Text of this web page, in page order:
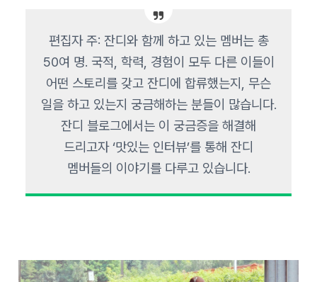
편집자 주: 잔디와 함께 하고 있는 멤버는 총
50여 명. 국적, 학력, 경험이 모두 다른 이들이
어떤 스토리를 갖고 잔디에 합류했는지, 무슨
일을 하고 있는지 궁금해하는 분들이 많습니다.
잔디 블로그에서는 이 궁금증을 해결해
드리고자 ‘맛있는 인터뷰’를 통해 잔디
멤버들의 이야기를 다루고 있습니다.